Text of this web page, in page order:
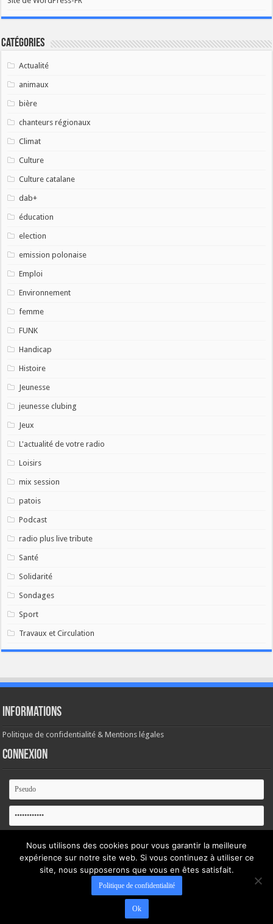
Catégories
Actualité
animaux
bière
chanteurs régionaux
Climat
Culture
Culture catalane
dab+
éducation
election
emission polonaise
Emploi
Environnement
femme
FUNK
Handicap
Histoire
Jeunesse
jeunesse clubing
Jeux
L'actualité de votre radio
Loisirs
mix session
patois
Podcast
radio plus live tribute
Santé
Solidarité
Sondages
Sport
Travaux et Circulation
Informations
Politique de confidentialité & Mentions légales
Connexion
Se souvenir de moi
Mot de passe oublié ?
Nous utilisons des cookies pour vous garantir la meilleure
expérience sur notre site web. Si vous continuez à utiliser ce
site, nous supposerons que vous en êtes satisfait.
Politique de confidentialité
Ok